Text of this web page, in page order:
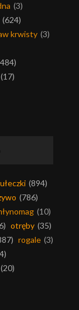
(3)
(624)
krwisty (3)
(17)
(894)
(786)
(10)
otręby (35)
rogale (3)
(20)